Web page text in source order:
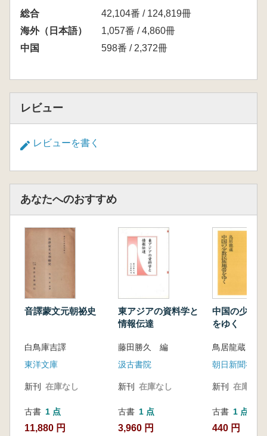
総合
42,104番 / 124,819冊
海外（日本語）
1,057番 / 4,860冊
中国
598番 / 2,372冊
レビュー
レビューを書く
あなたへのおすすめ
音譯蒙文元朝祕史
白鳥庫吉譯
東洋文庫
新刊 在庫なし
古書 1 点
11,880 円
東アジアの資料学と
情報伝達
藤田勝久 編
汲古書院
新刊 在庫なし
古書 1 点
3,960 円
中国の少数
をゆく
鳥居龍蔵 著
朝日新聞社
新刊 在庫なし
古書 1 点
440 円